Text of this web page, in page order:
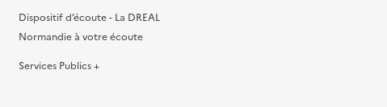
Dispositif d’écoute - La DREAL
Normandie à votre écoute
Services Publics +